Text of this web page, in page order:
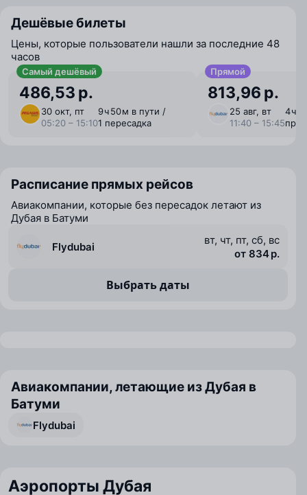
Дешёвые билеты
Цены, которые пользователи нашли за последние 48
часов
Самый дешёвый
486,53 р.
30 окт, пт
05:20 – 15:10
9 ⁠ч 50 ⁠м в пути /
1 пересадка
Прямой
813,96 р.
25 авг, вт
11:40 – 15:45
4 ⁠ч
Расписание прямых рейсов
Авиакомпании, которые без пересадок летают из
Дубая в Батуми
Flydubai
вт, чт, пт, сб, вс
от 834 р.
Выбрать даты
Авиакомпании, летающие из Дубая в
Батуми
Flydubai
Аэропорты Дубая